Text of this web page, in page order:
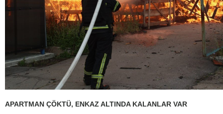
APARTMAN ÇÖKTÜ, ENKAZ ALTINDA KALANLAR VAR